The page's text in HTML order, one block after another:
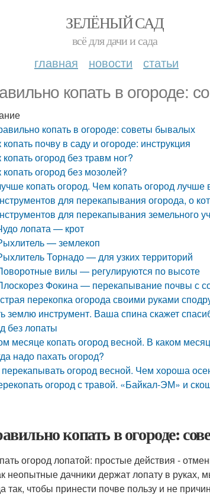
ЗЕЛЁНЫЙ САД
всё для дачи и сада
главная новости статьи
копать в огороде:
копать в огороде: советы бывалых
копать почву в саду и огороде: инструкция
копать огород без травм ног?
копать огород без мозолей?
копать огород. Чем копать огород лучше
для перекапывания огорода, о
для перекапывания земельного
лопата — крот
— землекоп
Торнадо — для узких территорий
вилы — регулируются по высоте
Фокина — перекапывание почвы с
перекопка огорода своими руками
землю инструмент. Ваша спина скажет
без лопаты
месяце копать огород весной. В каком
надо пахать огород?
перекапывать огород весной. Чем хороша
огород с травой. «Байкал-ЭМ» и
копать в огороде:
огород лопатой: простые действия -
неопытные дачники держат лопату в руках,
так, чтобы принести почве пользу и не